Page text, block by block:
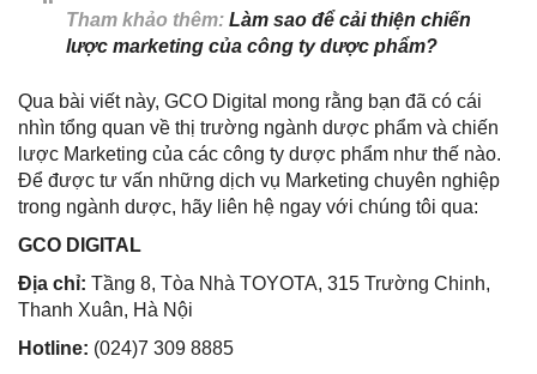
Tham khảo thêm: Làm sao để cải thiện chiến
lược marketing của công ty dược phẩm?
Qua bài viết này, GCO Digital mong rằng bạn đã có cái
nhìn tổng quan về thị trường ngành dược phẩm và chiến
lược Marketing của các công ty dược phẩm như thế nào.
Để được tư vấn những dịch vụ Marketing chuyên nghiệp
trong ngành dược, hãy liên hệ ngay với chúng tôi qua:
GCO DIGITAL
Địa chỉ: Tầng 8, Tòa Nhà TOYOTA, 315 Trường Chinh,
Thanh Xuân, Hà Nội
Hotline: (024)7 309 8885